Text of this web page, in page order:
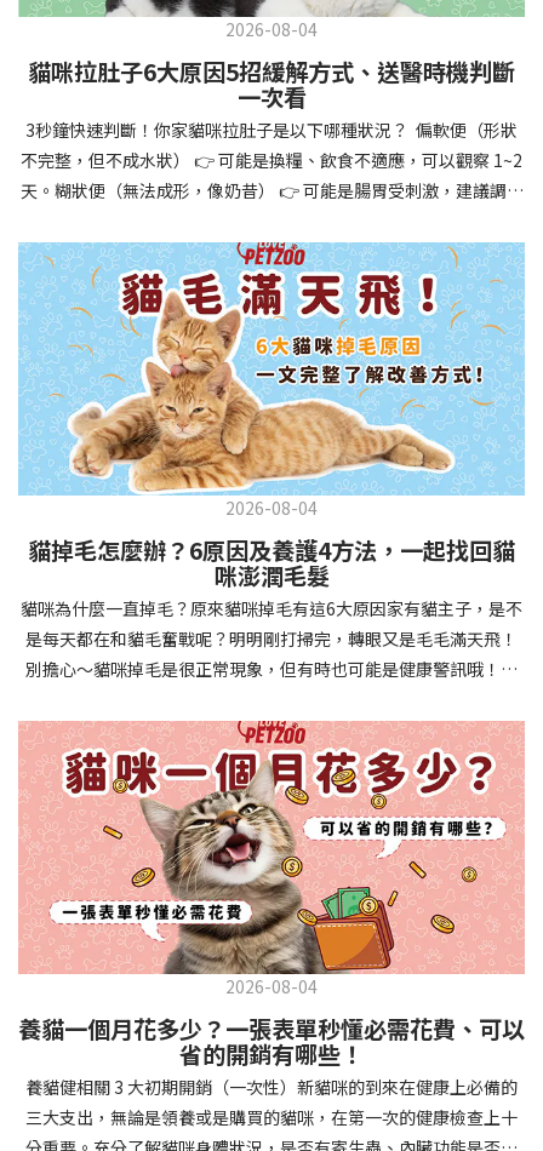
創造更和諧的相處模式。培養社交技能與適應能力及早接觸各種環
境和刺激，能幫助幼犬成長為自信穩定的成犬。適當的社會化訓練
讓牠們學會如何與其他狗狗、動物和人類和平相處，減少恐懼或攻
擊行為。這種適應能力使幼犬未來能從容面對獸醫檢查、美容
salon、寄宿或旅行等各種情境，大大提升生活品質。 訓練幼犬不只
是教會指令，更是塑造性格和習慣的過程！ 透過耐心且一致的訓
練，你不僅能擁有一隻聽話的好狗狗，更能建立起相互尊重的終身
相處中獲得回報狗狗訓練指南，六步驟培養幼犬開始幼犬訓練時，
系統性的方法能帶來最佳效果。從信任建立到習慣養成，每個階段
都至關重要，缺一不可。良好的訓練應循序漸進，把握幼犬成長敏
感期，以積極正向的方式引導。遵循這六個步驟，即使是第一次養
狗的新手，也能輕鬆將調皮的小狗訓練成聽話的好夥伴！建立信任
基礎 幼犬訓練的第一步不是教指令，而是建立信任。剛到新家的幼
犬可能感到緊張不安，給予適當空間適應環境很重要。用溫柔的聲
音交談，提供安全舒適的窩，維持規律的餵食和如廁時間，讓幼犬
感到安心。輕輕撫摸、溫柔擁抱，每天安排固定玩耍時間，這些都
任你後，可開始教導基本指令。從簡單的「坐下」開始，再逐步學
習「趴下」、「等待」和「過來」。每次訓練保持在5-10分鐘內，
避免幼犬注意力分散。使用清晰一致的口令和手勢，成功時立即給
予獎勵和讚美。記住，重複是學習的關鍵，每天多次短時間練習效
果最佳。調整日常行為除了基本指令，幼犬還需學習生活禮儀。如
時立即獎勵。另外要處理的常見問題包括咬人、啃咬家具和亂叫。
每當出現不當行為，給予適當替代品（如咬玩具代替咬手），並在
幼犬選擇正確行為時獎勵，這比責罵更有效。社交化訓練 兩個月大
的幼犬正處於社會化黃金期，這階段的經驗將深刻影響未來性格。
安排幼犬接觸不同人類（包括兒童、戴眼鏡的人、使用拐杖的人
等）、各種動物、交通工具和環境聲音。起初保持在安全、受控的
情境中，逐漸增加複雜度。每次正面社交體驗後給予獎勵，建立幼
犬對新事物的積極態度。進階技巧強化 基礎訓練穩固後，可以進入
更複雜的技巧訓練。這包括遠距離控制、不同干擾下的指令遵從、
多步驟動作等。使用延遲獎勵技巧，讓幼犬學會即使沒有立即獎勵
也能保持良好行為。引入不同環境中的訓練，如公園、寵物店等，
幫助幼犬在各種情境下都能聽從指令。維持良好習慣 成功的訓練不
是一次性的，而是需要持續維護。即使幼犬已經掌握所有技能，也
要定期複習，防止行為退化。將訓練融入日常生活，如出門前的
2026-08-04
貓咪拉肚子6大原因5招緩解方式、送醫時機判斷
一次看
3秒鐘快速判斷！你家貓咪拉肚子是以下哪種狀況？ 偏軟便（形狀
不完整，但不成水狀） 👉 可能是換糧、飲食不適應，可以觀察 1~2
天。糊狀便（無法成形，像奶昔） 👉 可能是腸胃受刺激，建議調整
若超過 24 小時沒改善，建議就醫。血便（帶血絲或黑色糞便） 👉
可能是嚴重腸胃問題，應立即帶去獸醫院！想知道貓咪拉肚子的真
正原因，只要透過 5 個簡單步驟，就能判斷問題嚴重性，決定是否
需要就醫！接下來我們一起來看看該怎麼做吧！🐾 貓咪拉肚子怎麼
辦？5步驟判斷貓咪拉肚子是否需要馬上看醫生貓咪拉肚子的因素與
許多原因有關，更換食物、誤食異物或不乾淨的東西、寄生蟲、其
他疾病。 5 步驟判斷貓咪拉肚子原因，要不要看醫生？當貓咪拉肚
子時，不用慌張！透過以下 5 個步驟，就能快速判斷原因，並決定
是否需要帶去獸醫院。📌 貓咪拉肚子判斷步驟1：觀察糞便的狀態：
糞便質地是關鍵！不同形態代表不同的腸胃狀況📌 貓咪拉肚子判斷
步驟2：回想最近的飲食變化：有沒有突然換飼料或罐頭？ 有沒有吃
到新零食或人類食物？ 是否誤食異物？📌 貓咪拉肚子判斷步驟3：
確認環境與生活作息：最近是否搬家、換貓砂、新成員加入？ 天氣
是否有變化？ 飼主是否長時間外出？📌 貓咪拉肚子判斷步驟4：觀
察貓咪的精神與食慾：貓咪精神好嗎？、食慾是否正常？，可先觀
下降，表示身體狀況不佳，應儘快就醫！📌 貓咪拉肚子判斷步驟5：
檢查是否需要帶去看獸醫 如果拉肚子 1~2 次但精神好、食慾正常，
可以先觀察，如果腹瀉超過 48 小時或水狀腹瀉 + 嗜睡、食慾下降、
嘔吐 應立即就醫。 透過這 5 個步驟，你可以快速判斷貓咪拉肚子的
原因與嚴重程度，確保毛孩的腸胃健康！如果不確定情況，還是建
議讓獸醫檢查，才能安心哦！🐾💖4種高風險群貓咪拉肚子要小心高
風險貓咪包含：幼貓、老貓、懷孕貓、有慢性疾病貓，這些貓咪在
身體狀況出現警訊時要特別注意，如拉肚子次數超過2次以上，就建
議直接尋求獸醫協助。2要訣判斷貓咪拉肚子要不要看醫生 高風險貓
的貓咪，如拉肚子超過2-3天，建議直接尋求獸醫師協助。並記得提
供觀察紀錄給予獸醫師進行專業判斷。貓咪拉肚子但精神很好？如
果飼主有發現貓咪拉肚子的情形，但貓咪的精神很好。有可能與飲
食方便相關，回想是否進食新的食物，或是正進行飼料更換的過
2026-08-04
貓掉毛怎麼辦？6原因及養護4方法，一起找回貓
咪澎潤毛髮
貓咪為什麼一直掉毛？原來貓咪掉毛有這6大原因家有貓主子，是不
是每天都在和貓毛奮戰呢？明明剛打掃完，轉眼又是毛毛滿天飛！
別擔心～貓咪掉毛是很正常現象，但有時也可能是健康警訊哦！以
兩全其美！貓咪掉毛原因1. 皮膚問題貓咪皮膚問題是造成掉毛的常
見兇手！皮膚發炎、感染或是長期搔癢，都會讓貓咪的毛髮失去健
康光澤並大量脫落。常見的皮膚問題包括皮膚黴菌、細菌感染、疥
癬蟲等寄生蟲，甚至是皮膚過度乾燥。如果發現貓咪皮膚有紅腫、
結痂、脫屑或異常氣味，同時伴隨掉毛，建議盡快帶牠看獸醫哦！
貓咪掉毛原因2. 過敏誰說只有人類會過敏？貓咪也會！貓咪可能對
環境中的塵蟎、花粉、清潔劑，甚至是食物中的某些成分產生過敏
反應。過敏症狀不只是打噴嚏、流眼淚，還會引起皮膚搔癢和掉毛
問題。特別是食物過敏，更是常被忽略的掉毛元兇！如果貓咪經常
抓癢或舔舐特定部位，同時伴隨掉毛，很可能是過敏在作怪呢！貓
咪掉毛原因3. 營養不足貓咪的毛髮健康與營養息息相關！當貓咪飲
食中缺乏必要的蛋白質、脂肪酸（尤其是Omega-3和Omega-
6）、維生素或礦物質時，毛髮就會變得乾燥、脆弱，容易斷裂脫
落。長期餵食低品質或不均衡的貓糧，可能使貓咪營養不良，進而
2026-08-04
養貓一個月花多少？一張表單秒懂必需花費、可以
省的開銷有哪些！
養貓健相關 3 大初期開銷（一次性）新貓咪的到來在健康上必備的
三大支出，無論是領養或是購買的貓咪，在第一次的健康檢查上十